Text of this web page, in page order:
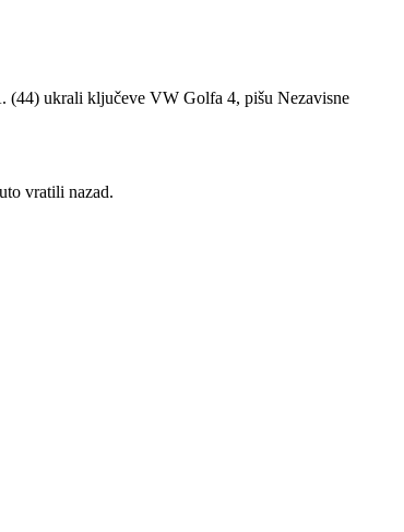
(44) ukrali ključeve VW Golfa 4, pišu Nezavisne
vratili nazad.